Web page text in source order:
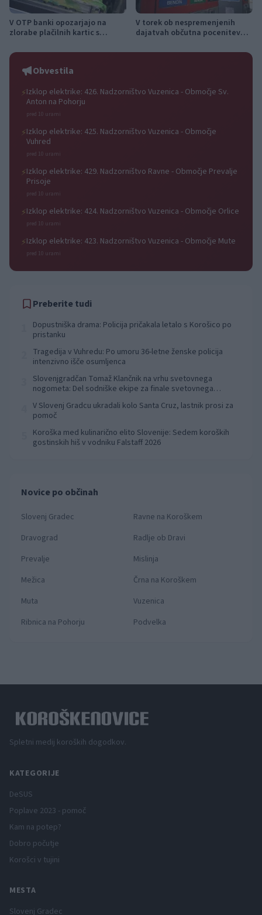
V OTP banki opozarjajo na
zlorabe plačilnih kartic s
V torek ob nespremenjenih
dajatvah občutna pocenitev
Obvestila
⚡Izklop elektrike: 426. Nadzorništvo Vuzenica - Območje Sv.
Anton na Pohorju
pred 10 urami
⚡Izklop elektrike: 425. Nadzorništvo Vuzenica - Območje
Vuhred
pred 10 urami
⚡Izklop elektrike: 429. Nadzorništvo Ravne - Območje Prevalje
Prisoje
pred 10 urami
⚡Izklop elektrike: 424. Nadzorništvo Vuzenica - Območje Orlice
pred 10 urami
⚡Izklop elektrike: 423. Nadzorništvo Vuzenica - Območje Mute
pred 10 urami
Preberite tudi
Dopustniška drama: Policija pričakala letalo s Korošico po
pristanku
Tragedija v Vuhredu: Po umoru 36-letne ženske policija
intenzivno išče osumljenca
Slovenjgradčan Tomaž Klančnik na vrhu svetovnega
nogometa: Del sodniške ekipe za finale svetovnega
V Slovenj Gradcu ukradali kolo Santa Cruz, lastnik prosi za
pomoč
Koroška med kulinarično elito Slovenije: Sedem koroških
gostinskih hiš v vodniku Falstaff 2026
Novice po občinah
Slovenj Gradec
Ravne na Koroškem
Dravograd
Radlje ob Dravi
Prevalje
Mislinja
Mežica
Črna na Koroškem
Muta
Vuzenica
Ribnica na Pohorju
Podvelka
Spletni medij koroških dogodkov.
KATEGORIJE
DeSUS
Poplave 2023 - pomoč
Kam na potep?
Dobro počutje
Korošci v tujini
MESTA
Slovenj Gradec